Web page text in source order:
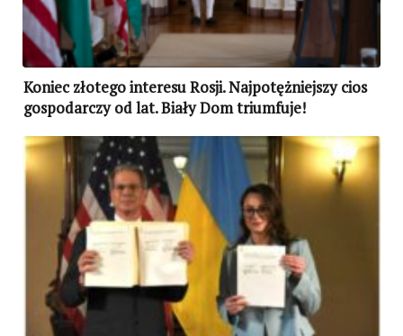
Koniec złotego interesu Rosji. Najpotężniejszy cios
gospodarczy od lat. Biały Dom triumfuje!